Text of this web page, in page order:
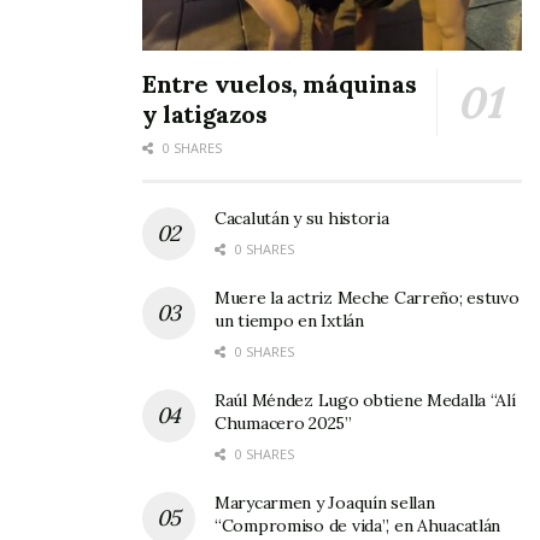
e4jidatarios e instituciones públicas que así lo
del Comité de Acción Ciudadana y voluntarios en
Entre vuelos, máquinas
y latigazos
0 SHARES
Cacalután y su historia
0 SHARES
Muere la actriz Meche Carreño; estuvo
un tiempo en Ixtlán
0 SHARES
Raúl Méndez Lugo obtiene Medalla “Alí
Chumacero 2025”
0 SHARES
Marycarmen y Joaquín sellan
“Compromiso de vida”, en Ahuacatlán